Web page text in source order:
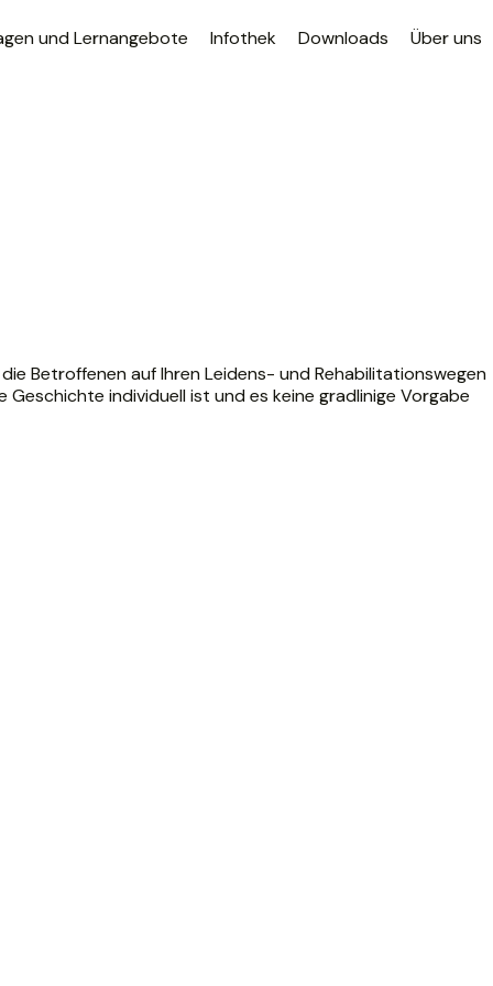
und Lernangebote Infothek Downloads Über uns
Betroffenen auf Ihren Leidens- und Rehabilitationswegen
individuell ist und es keine gradlinige Vorgabe